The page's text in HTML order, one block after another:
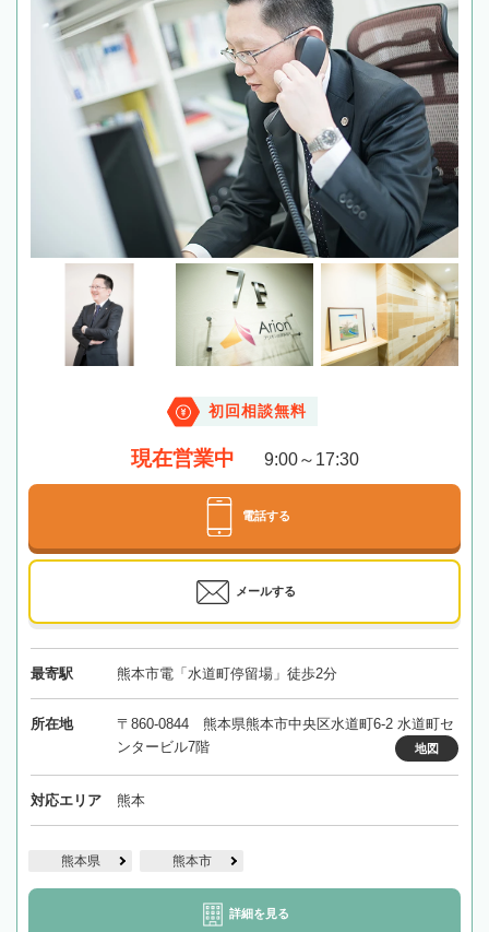
初回相談無料
現在営業中 9:00～17:30
電話する
メールする
最寄駅 熊本市電「水道町停留場」徒歩2分
所在地
〒860-0844 熊本県熊本市中央区水道町6-2 水道町セ
ンタービル7階
地図
対応エリア 熊本
熊本県 熊本市
詳細を見る